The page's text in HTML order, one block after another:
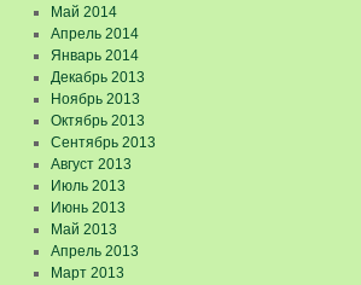
Май 2014
Апрель 2014
Январь 2014
Декабрь 2013
Ноябрь 2013
Октябрь 2013
Сентябрь 2013
Август 2013
Июль 2013
Июнь 2013
Май 2013
Апрель 2013
Март 2013